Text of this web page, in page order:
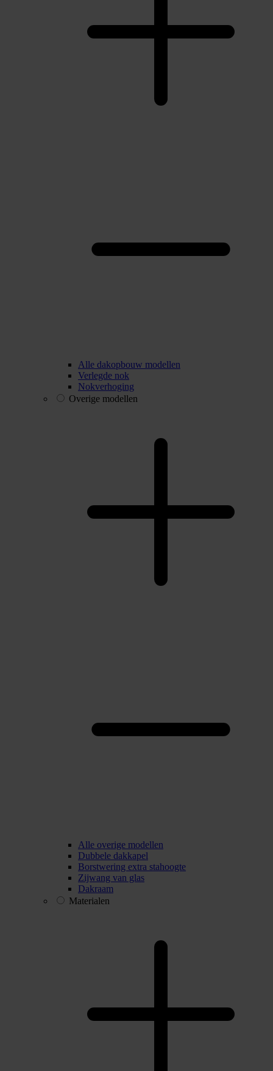
Alle dakopbouw modellen
Verlegde nok
Nokverhoging
Overige modellen
Alle overige modellen
Dubbele dakkapel
Borstwering extra stahoogte
Zijwang van glas
Dakraam
Materialen